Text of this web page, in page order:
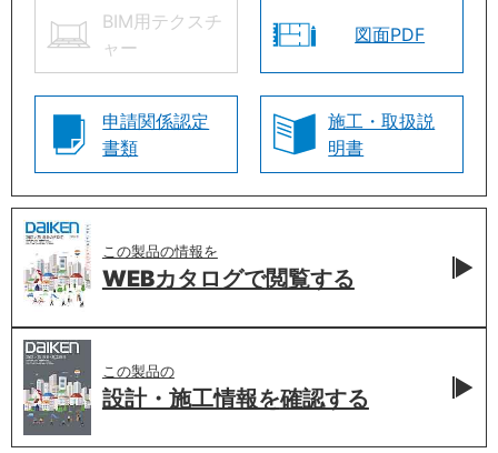
BIM用テクスチ
ャー
図面PDF
申請関係認定
書類
施工・取扱説
明書
この製品の情報を
WEBカタログで閲覧する
この製品の
設計・施工情報を確認する